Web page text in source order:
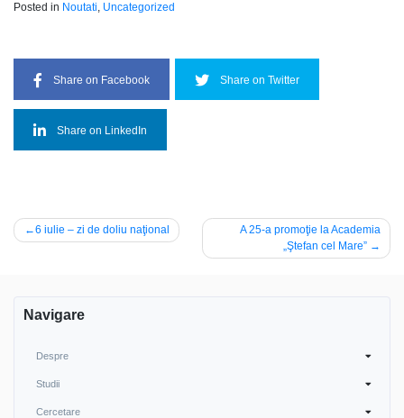
Posted in Noutati, Uncategorized
Share on Facebook Share on Twitter
Share on LinkedIn
Navigare
6 iulie – zi de doliu naţional
A 25-a promoţie la Academia
„Ştefan cel Mare”
Navigare
Despre
Studii
Cercetare